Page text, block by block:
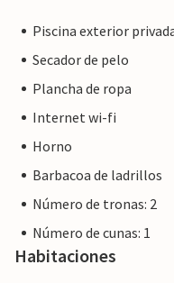
Piscina exterior
Secador de pelo
Plancha de ropa
Internet wi-fi
Horno
Barbacoa de ladrillos
Número de tronas: 2
Número de cunas: 1
Habitaciones